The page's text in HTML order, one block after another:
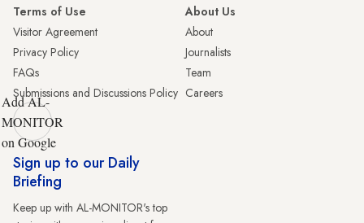
Terms of Use
Visitor Agreement
Privacy Policy
FAQs
Submissions and Discussions Policy
About Us
About
Journalists
Team
Careers
Add AL-
MONITOR
on Google
Sign up to our Daily
Briefing
Keep up with AL-MONITOR's top